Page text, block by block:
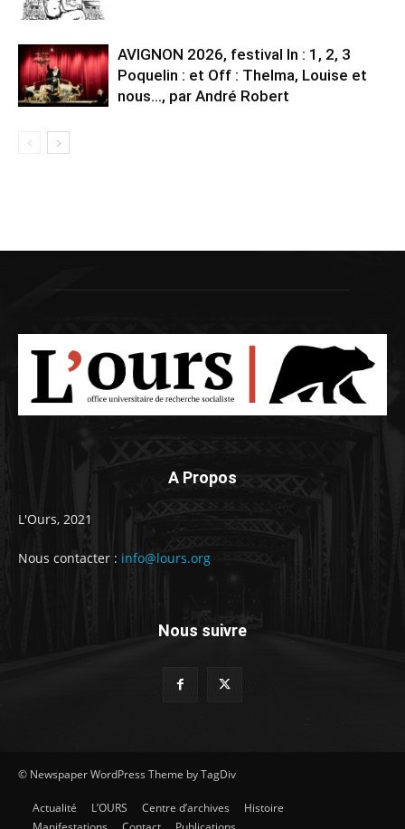
AVIGNON 2026, festival In : 1, 2, 3
Poquelin : et Off : Thelma, Louise et
nous…, par André Robert
A Propos
L'Ours, 2021
Nous contacter : info@lours.org
Nous suivre
© Newspaper WordPress Theme by TagDiv
Actualité L’OURS Centre d’archives
Histoire